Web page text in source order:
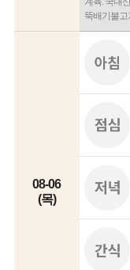
뚝배기불
08-06
(목)